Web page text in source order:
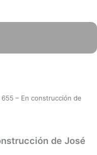
– En construcción de
de José